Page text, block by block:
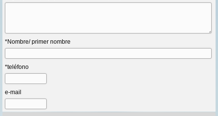
*Nombre/ primer nombre
*teléfono
e-mail